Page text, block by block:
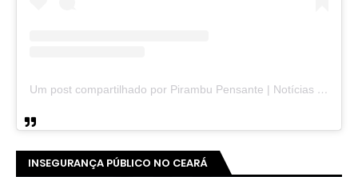
Um post compartilhado por Pirambu Pensante | Notícias & Entretenimento (@pirambupensante)
INSEGURANÇA PÚBLICO NO CEARÁ